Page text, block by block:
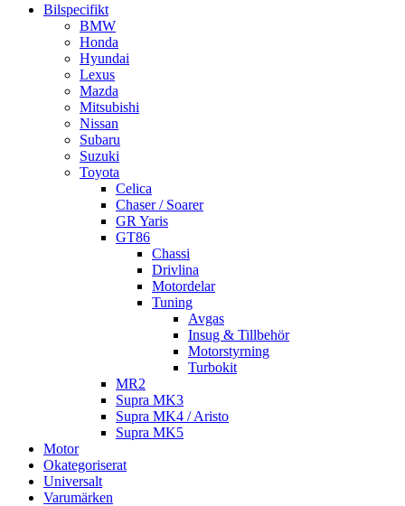
Bilspecifikt
BMW
Honda
Hyundai
Lexus
Mazda
Mitsubishi
Nissan
Subaru
Suzuki
Toyota
Celica
Chaser / Soarer
GR Yaris
GT86
Chassi
Drivlina
Motordelar
Tuning
Avgas
Insug & Tillbehör
Motorstyrning
Turbokit
MR2
Supra MK3
Supra MK4 / Aristo
Supra MK5
Motor
Okategoriserat
Universalt
Varumärken